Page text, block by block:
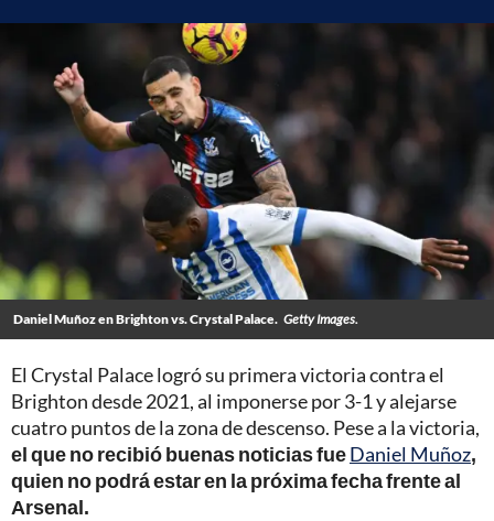
Daniel Muñoz en Brighton vs. Crystal Palace. Getty Images.
El Crystal Palace logró su primera victoria contra el
Brighton desde 2021, al imponerse por 3-1 y alejarse
cuatro puntos de la zona de descenso. Pese a la victoria,
el que no recibió buenas noticias fueDaniel Muñoz,
quien no podrá estar en la próxima fecha frente al
Arsenal.